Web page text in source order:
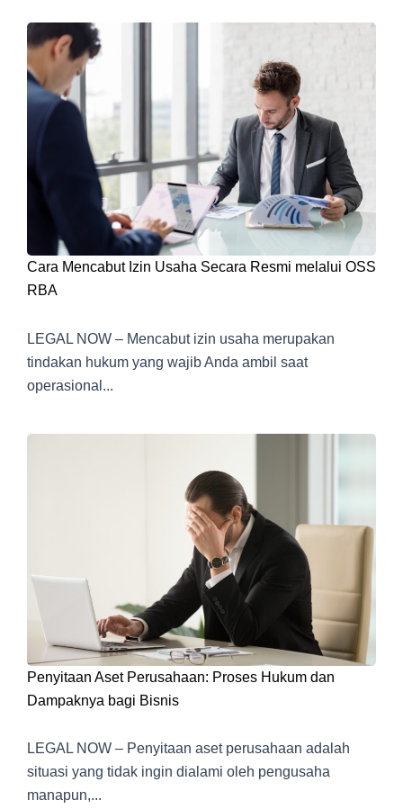
Cara Mencabut Izin Usaha Secara Resmi melalui OSS
RBA
LEGAL NOW – Mencabut izin usaha merupakan
tindakan hukum yang wajib Anda ambil saat
operasional...
Penyitaan Aset Perusahaan: Proses Hukum dan
Dampaknya bagi Bisnis
LEGAL NOW – Penyitaan aset perusahaan adalah
situasi yang tidak ingin dialami oleh pengusaha
manapun,...